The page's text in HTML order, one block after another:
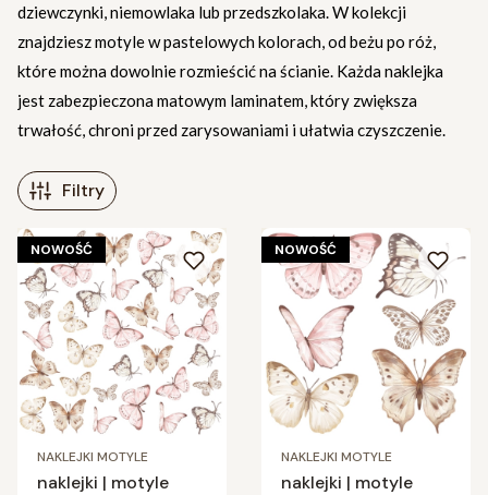
dziewczynki, niemowlaka lub przedszkolaka. W kolekcji
znajdziesz motyle w pastelowych kolorach, od beżu po róż,
które można dowolnie rozmieścić na ścianie. Każda naklejka
jest zabezpieczona matowym laminatem, który zwiększa
trwałość, chroni przed zarysowaniami i ułatwia czyszczenie.
Filtry
Lista produktów
NOWOŚĆ
NAKLEJKI MOTYLE
naklejki | motyle
NOWOŚĆ
NAKLEJKI MOTYLE
naklejki | motyle